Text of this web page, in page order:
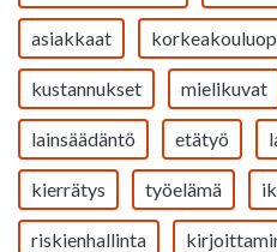
asiakkaat
kustannukset mielikuvat
lainsäädäntö etätyö
kierrätys työelämä
riskienhallinta